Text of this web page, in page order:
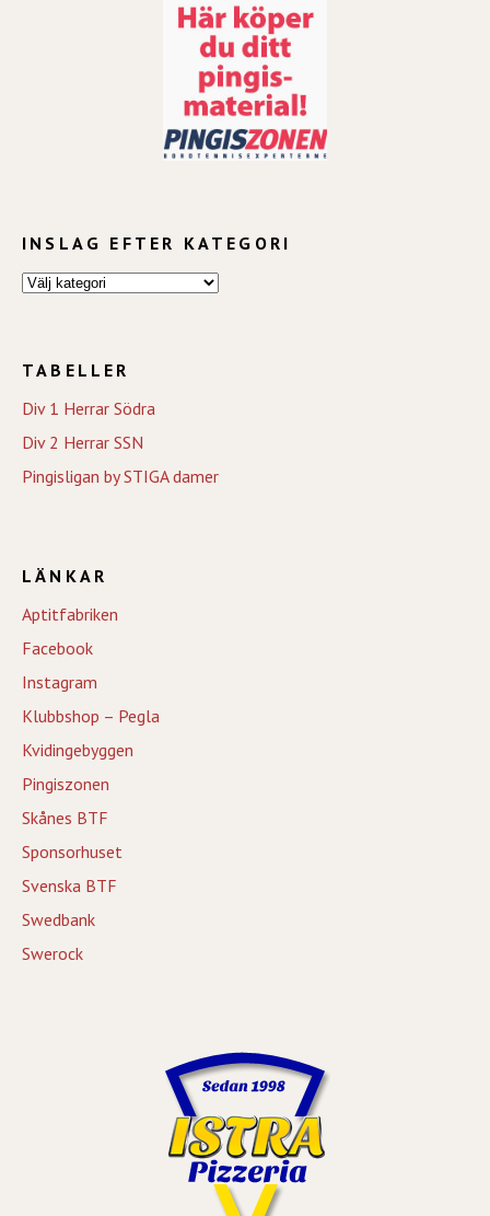
INSLAG EFTER KATEGORI
TABELLER
Div 1 Herrar Södra
Div 2 Herrar SSN
Pingisligan by STIGA damer
LÄNKAR
Aptitfabriken
Facebook
Instagram
Klubbshop – Pegla
Kvidingebyggen
Pingiszonen
Skånes BTF
Sponsorhuset
Svenska BTF
Swedbank
Swerock